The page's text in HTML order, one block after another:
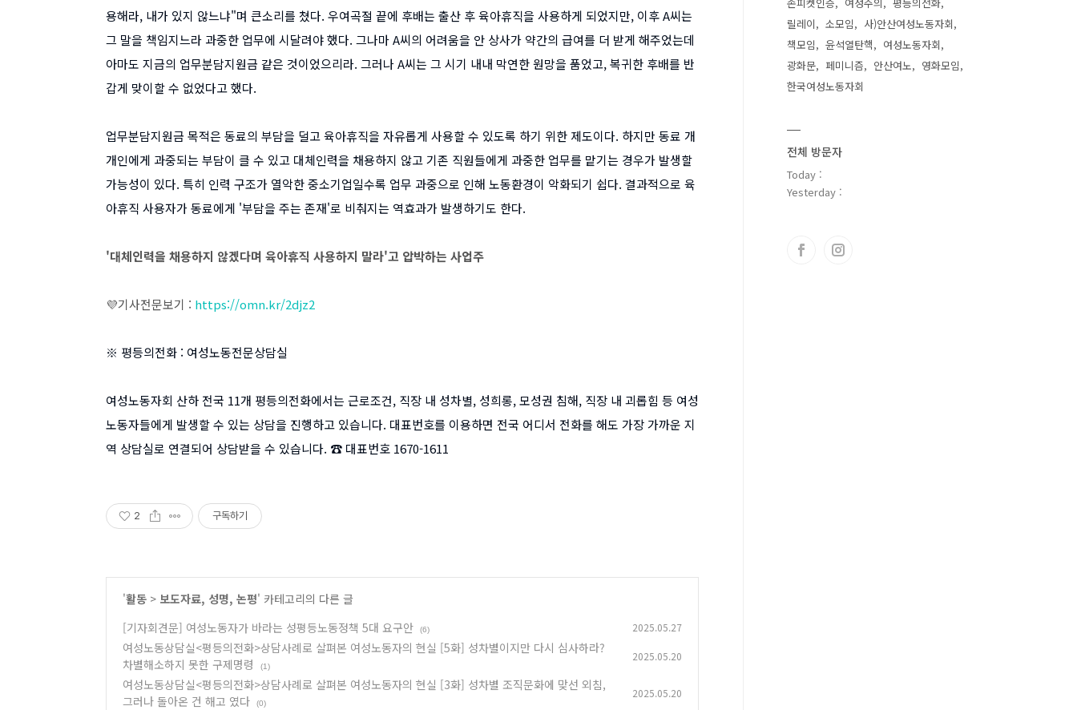
용해라, 내가 있지 않느냐"며 큰소리를 쳤다. 우여곡절 끝에 후배는 출산 후 육아휴직을 사용하게 되었지만, 이후 A씨는
그 말을 책임지느라 과중한 업무에 시달려야 했다. 그나마 A씨의 어려움을 안 상사가 약간의 급여를 더 받게 해주었는데
아마도 지금의 업무분담지원금 같은 것이었으리라. 그러나 A씨는 그 시기 내내 막연한 원망을 품었고, 복귀한 후배를 반
갑게 맞이할 수 없었다고 했다.
업무분담지원금 목적은 동료의 부담을 덜고 육아휴직을 자유롭게 사용할 수 있도록 하기 위한 제도이다. 하지만 동료 개
개인에게 과중되는 부담이 클 수 있고 대체인력을 채용하지 않고 기존 직원들에게 과중한 업무를 맡기는 경우가 발생할
가능성이 있다. 특히 인력 구조가 열악한 중소기업일수록 업무 과중으로 인해 노동환경이 악화되기 쉽다. 결과적으로 육
아휴직 사용자가 동료에게 '부담을 주는 존재'로 비춰지는 역효과가 발생하기도 한다.
'대체인력을 채용하지 않겠다며 육아휴직 사용하지 말라'고 압박하는 사업주
💜기사전문보기 : https://omn.kr/2djz2
※ 평등의전화 : 여성노동전문상담실
여성노동자회 산하 전국 11개 평등의전화에서는 근로조건, 직장 내 성차별, 성희롱, 모성권 침해, 직장 내 괴롭힘 등 여성
노동자들에게 발생할 수 있는 상담을 진행하고 있습니다. 대표번호를 이용하면 전국 어디서 전화를 해도 가장 가까운 지
역 상담실로 연결되어 상담받을 수 있습니다. ☎ 대표번호 1670-1611
2 구독하기
'활동 > 보도자료, 성명, 논평' 카테고리의 다른 글
[기자회견문] 여성노동자가 바라는 성평등노동정책 5대 요구안
(6) 2025.05.27
여성노동상담실<평등의전화>상담사례로 살펴본 여성노동자의 현실 [5화] 성차별이지만 다시 심사하라?
차별해소하지 못한 구제명령
(1)
2025.05.20
여성노동상담실<평등의전화>상담사례로 살펴본 여성노동자의 현실 [3화] 성차별 조직문화에 맞선 외침,
그러나 돌아온 건 해고 였다
(0)
2025.05.20
릴레이
소모임
사)안산여성노동자회
책모임
윤석열탄핵
여성노동자회
광화문
페미니즘 안산여노
영화모임
한국여성노동자회
전체 방문자
Today :
Yesterday :